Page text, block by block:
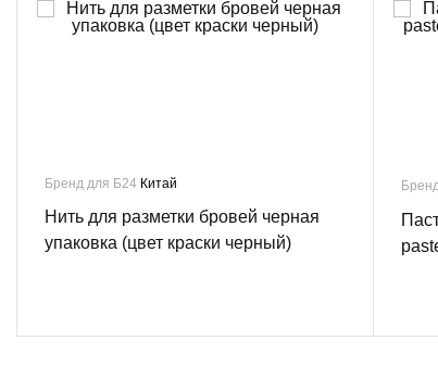
Бренд для Б24 Китай
Нить для разметки бровей черная
упаковка (цвет краски черный)